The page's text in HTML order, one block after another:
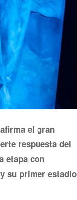
el gran
respuesta del
etapa con
su primer estadio